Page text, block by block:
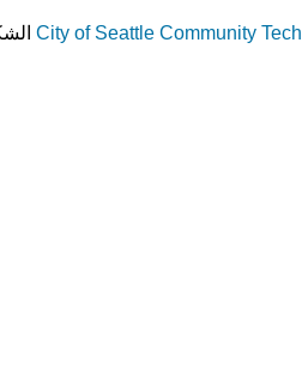
City of Seattle Community Tech